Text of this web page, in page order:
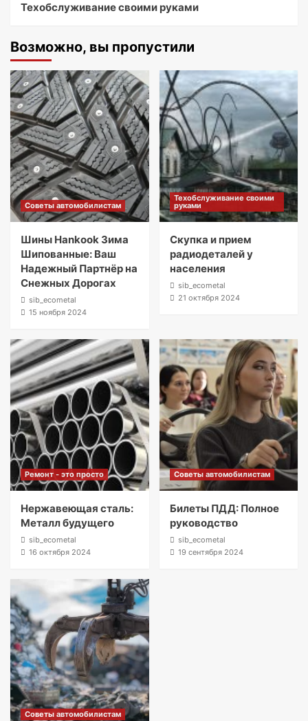
Техобслуживание своими руками
Возможно, вы пропустили
Советы автомобилистам
Шины Hankook Зима
Шипованные: Ваш
Надежный Партнёр на
Снежных Дорогах
sib_ecometal
15 ноября 2024
Техобслуживание своими
руками
Скупка и прием
радиодеталей у
населения
sib_ecometal
21 октября 2024
Ремонт - это просто
Нержавеющая сталь:
Металл будущего
sib_ecometal
16 октября 2024
Советы автомобилистам
Билеты ПДД: Полное
руководство
sib_ecometal
19 сентября 2024
Советы автомобилистам